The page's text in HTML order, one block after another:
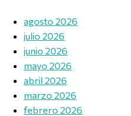
agosto 2026
julio 2026
junio 2026
mayo 2026
abril 2026
marzo 2026
febrero 2026